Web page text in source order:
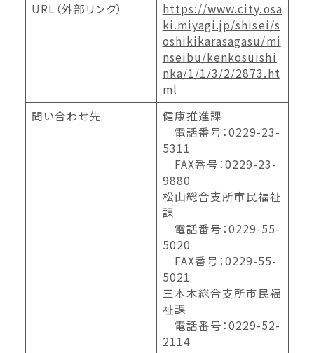
URL（外部リンク）
https://www.city.osa
ki.miyagi.jp/shisei/s
oshikikarasagasu/mi
nseibu/kenkosuishi
nka/1/1/3/2/2873.ht
ml
問い合わせ先
健康推進課
電話番号：0229-23-
5311
FAX番号：0229-23-
9880
松山総合支所市民福祉
課
電話番号：0229-55-
5020
FAX番号：0229-55-
5021
三本木総合支所市民福
祉課
電話番号：0229-52-
2114